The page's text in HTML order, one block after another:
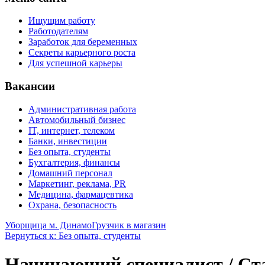
Ищущим работу
Работодателям
Заработок для беременных
Секреты карьерного роста
Для успешной карьеры
Вакансии
Административная работа
Автомобильный бизнес
IT, интернет, телеком
Банки, инвестиции
Без опыта, студенты
Бухгалтерия, финансы
Домашний персонал
Маркетинг, реклама, PR
Медицина, фармацевтика
Охрана, безопасность
Уборщица м. ДинамоГрузчик в магазин
Вернуться к: Без опыта, студенты